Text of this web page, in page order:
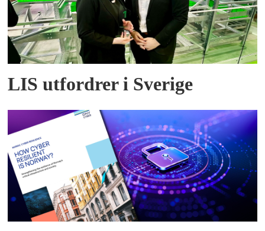
LIS utfordrer i Sverige